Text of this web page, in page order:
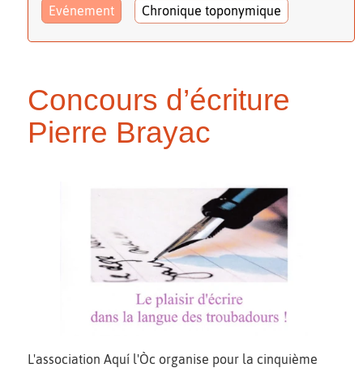
Evénement Chronique toponymique
Concours d’écriture
Pierre Brayac
L'association Aquí l'Òc organise pour la cinquième